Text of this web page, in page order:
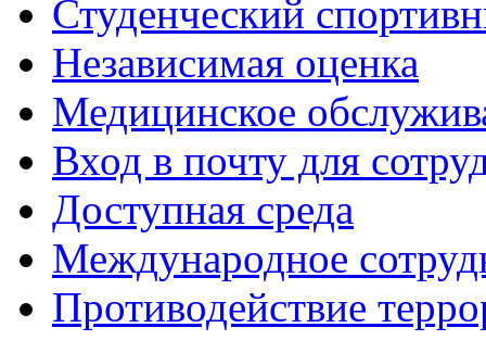
Студенческий
Независимая оценка
Медицинское
Вход в почту для
Доступная среда
Международное
Противодействие